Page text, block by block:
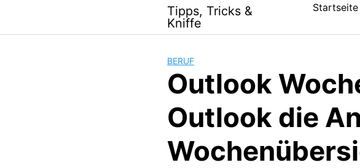
content
Tipps, Tricks &
Kniffe
Startseite
BERUF
Outlook
Outlook die